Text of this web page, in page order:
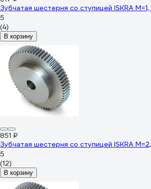
Зубчатая шестерня со ступицей ISKRA
5
(4)
В корзину
851 ₽
Зубчатая шестерня со ступицей ISKRA
5
(12)
В корзину